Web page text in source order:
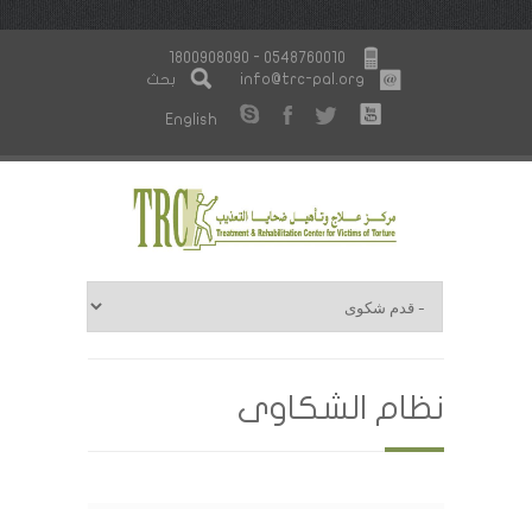
1800908090 - 0548760010
info@trc-pal.org
بحث
English
نظام الشكاوى